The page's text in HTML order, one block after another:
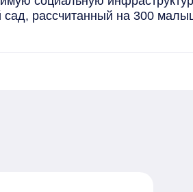
сад, рассчитанный на 300
дорожки, мощенные плиткой,
игровых площадок.